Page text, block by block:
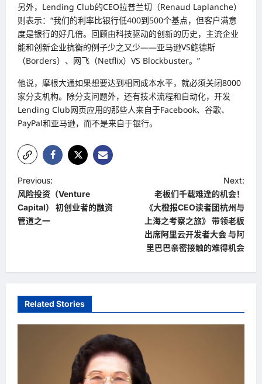
另外，Lending Club的CEO拉普兰切（Renaud Laplanche）
则表示：“我们的利率比银行低400到500个基点，但客户满意
度是银行的好几倍。回顾由科技驱动的创新的历史，主流企业
能和创新企业抗衡的例子少之又少——亚马逊VS鲍德斯
（Borders）、网飞（Netflix）VS Blockbuster。”
他说，摩根大通如果想要达到相同成本水平，就必须关闭8000
家分支机构。除分支问题外，还有技术流程和自动化，开发
Lending Club网页应用的那些人来自于Facebook、谷歌、
PayPal和亚马逊，而不是来自于银行。
P
o
s
a
g
Previous:
风险投资（Venture
Capital） 初创业者的融资
管道之一
Next:
老板们千载难逢的机会！
《大橙报CEO读者团杭州与
上海之考察之旅》 带领老板
出席阿里云开发者大会 与阿
里巴巴亲密接触的难得机会
Related Stories